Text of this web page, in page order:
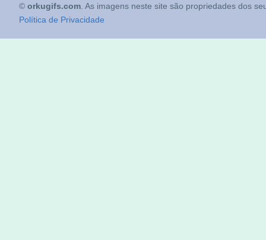
© orkugifs.com . As imagens neste site são propriedades dos
Política de Privacidade